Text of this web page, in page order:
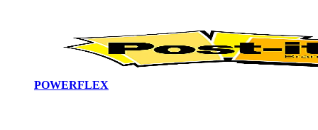
POWERFLEX